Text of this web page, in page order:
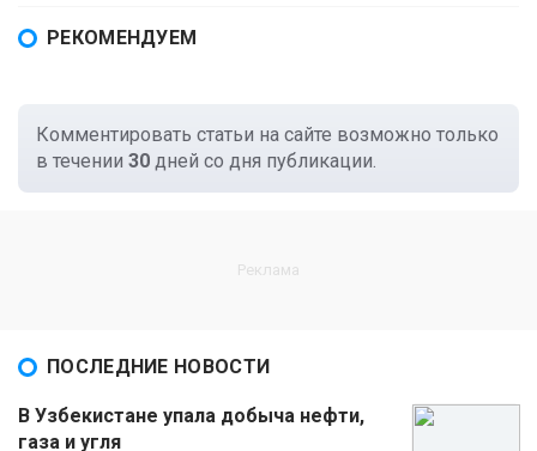
РЕКОМЕНДУЕМ
Комментировать статьи на сайте возможно только
в течении 30 дней со дня публикации.
ПОСЛЕДНИЕ НОВОСТИ
В Узбекистане упала добыча нефти,
газа и угля